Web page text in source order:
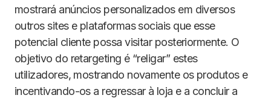
mostrará anúncios personalizados em diversos
outros sites e plataformas sociais que esse
potencial cliente possa visitar posteriormente. O
objetivo do retargeting é “religar” estes
utilizadores, mostrando novamente os produtos e
incentivando-os a regressar à loja e a concluir a